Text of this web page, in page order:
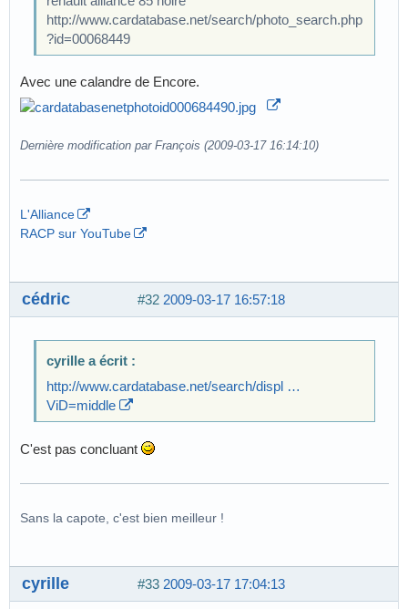
http://www.cardatabase.net/search/photo_search.php
?id=00068449
Avec une calandre de Encore.
Dernière modification par François (2009-03-17 16:14:10)
L'Alliance
RACP sur YouTube
#32 2009-03-17 16:57:18
cédric
cyrille a écrit :
http://www.cardatabase.net/search/displ …
ViD=middle
C'est pas concluant
Sans la capote, c'est bien meilleur !
#33 2009-03-17 17:04:13
cyrille